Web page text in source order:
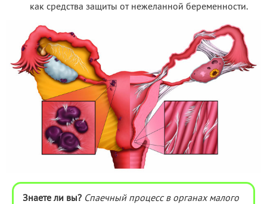
как средства защиты от нежеланной беременности.
Знаете ли вы? Спаечный процесс в органах малого